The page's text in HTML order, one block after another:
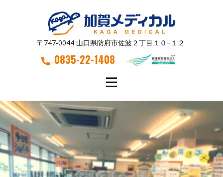
〒747-0044 山口県防府市佐波２丁目１０−１２
0835-22-1408